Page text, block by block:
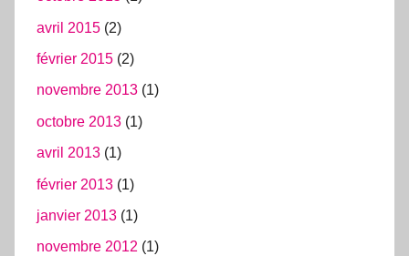
avril 2015 (2)
février 2015 (2)
novembre 2013 (1)
octobre 2013 (1)
avril 2013 (1)
février 2013 (1)
janvier 2013 (1)
novembre 2012 (1)